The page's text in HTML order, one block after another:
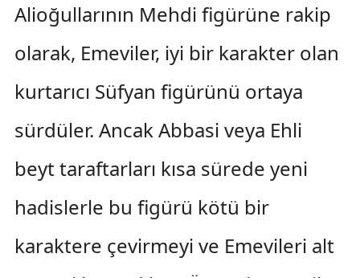
Alioğullarının Mehdi figürüne rakip
olarak, Emeviler, iyi bir karakter olan
kurtarıcı Süfyan figürünü ortaya
sürdüler. Ancak Abbasi veya Ehli
beyt taraftarları kısa sürede yeni
hadislerle bu figürü kötü bir
karaktere çevirmeyi ve Emevileri alt